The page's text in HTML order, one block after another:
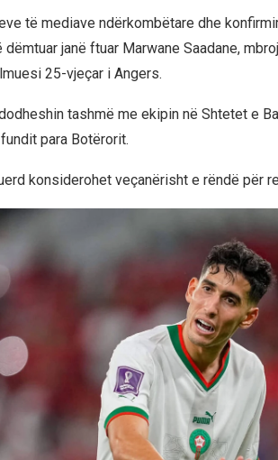
të mediave ndërkombëtare dhe
janë ftuar Marwane Saadane,
25-vjeçar i Angers.
tashmë me ekipin në Shtetet e
para Botërorit.
konsiderohet veçanërisht e rëndë për